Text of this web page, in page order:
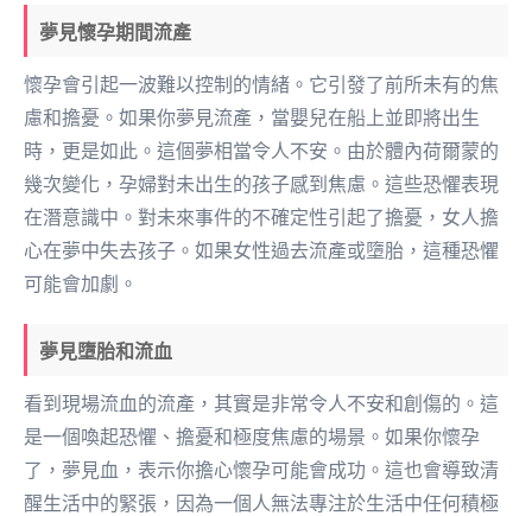
夢見懷孕期間流產
懷孕會引起一波難以控制的情緒。它引發了前所未有的焦
慮和擔憂。如果你夢見流產，當嬰兒在船上並即將出生
時，更是如此。這個夢相當令人不安。由於體內荷爾蒙的
幾次變化，孕婦對未出生的孩子感到焦慮。這些恐懼表現
在潛意識中。對未來事件的不確定性引起了擔憂，女人擔
心在夢中失去孩子。如果女性過去流產或墮胎，這種恐懼
可能會加劇。
夢見墮胎和流血
看到現場流血的流產，其實是非常令人不安和創傷的。這
是一個喚起恐懼、擔憂和極度焦慮的場景。如果你懷孕
了，夢見血，表示你擔心懷孕可能會成功。這也會導致清
醒生活中的緊張，因為一個人無法專注於生活中任何積極